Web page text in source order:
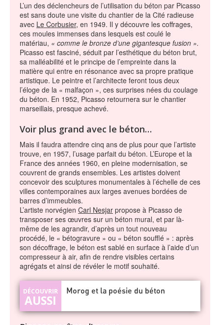
L’un des déclencheurs de l’utilisation du béton par Picasso
est sans doute une visite du chantier de la Cité radieuse
avec Le Corbusier, en 1949. Il y découvre les coffrages,
ces moules immenses dans lesquels est coulé le
matériau, « comme le bronze d’une gigantesque fusion ».
Picasso est fasciné, séduit par l’esthétique du béton brut,
sa malléabilité et le principe de l’empreinte dans la
matière qui entre en résonance avec sa propre pratique
artistique. Le peintre et l’architecte feront tous deux
l’éloge de la « malfaçon », ces surprises nées du coulage
du béton. En 1952, Picasso retournera sur le chantier
marseillais, presque achevé.
Voir plus grand avec le béton…
Mais il faudra attendre cinq ans de plus pour que l’artiste
trouve, en 1957, l’usage parfait du béton. L’Europe et la
France des années 1960, en pleine modernisation, se
couvrent de grands ensembles. Les artistes doivent
concevoir des sculptures monumentales à l’échelle de ces
villes contemporaines aux larges avenues bordées de
barres d’immeubles.
L’artiste norvégien Carl Nesjar propose à Picasso de
transposer ses œuvres sur un béton mural, et par là-
même de les agrandir, d’après un tout nouveau
procédé, le « bétogravure » ou « béton soufflé » : après
son décoffrage, le béton est sablé en surface à l’aide d’un
compresseur à air, afin de rendre visibles certains
agrégats et ainsi de révéler le motif souhaité.
Morog et la poésie du béton